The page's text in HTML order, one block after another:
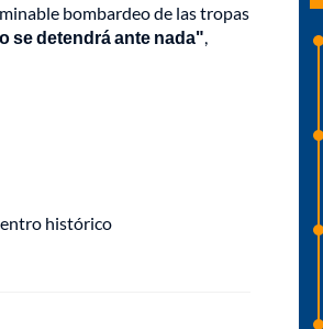
bombardeo de las tropas
se detendrá ante nada",
histórico